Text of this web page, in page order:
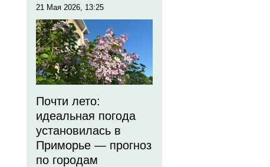
21 Мая 2026, 13:25
Почти лето:
идеальная погода
установилась в
Приморье — прогноз
по городам